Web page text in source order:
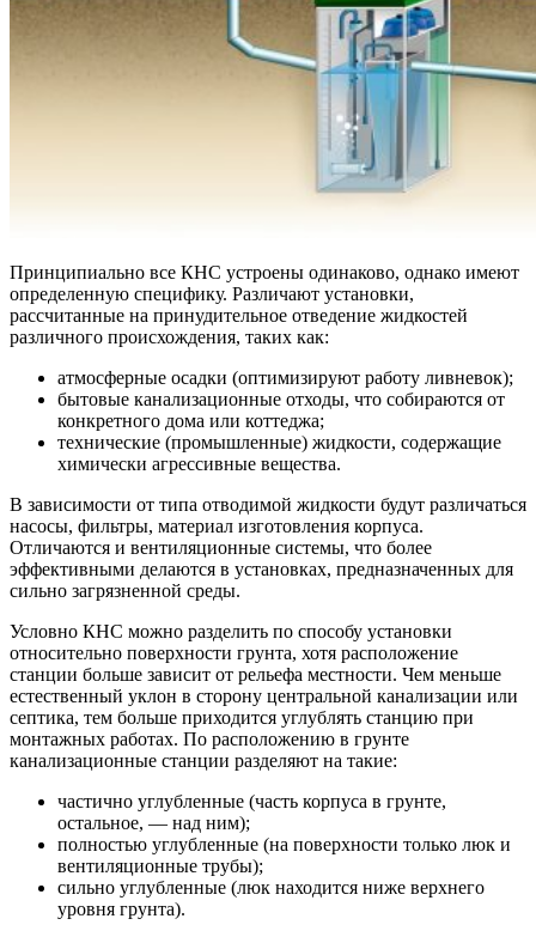
Принципиально все КНС устроены одинаково, однако имеют
определенную специфику. Различают установки,
рассчитанные на принудительное отведение жидкостей
различного происхождения, таких как:
атмосферные осадки (оптимизируют работу ливневок);
бытовые канализационные отходы, что собираются от
конкретного дома или коттеджа;
технические (промышленные) жидкости, содержащие
химически агрессивные вещества.
В зависимости от типа отводимой жидкости будут различаться
насосы, фильтры, материал изготовления корпуса.
Отличаются и вентиляционные системы, что более
эффективными делаются в установках, предназначенных для
сильно загрязненной среды.
Условно КНС можно разделить по способу установки
относительно поверхности грунта, хотя расположение
станции больше зависит от рельефа местности. Чем меньше
естественный уклон в сторону центральной канализации или
септика, тем больше приходится углублять станцию при
монтажных работах. По расположению в грунте
канализационные станции разделяют на такие:
частично углубленные (часть корпуса в грунте,
остальное, — над ним);
полностью углубленные (на поверхности только люк и
вентиляционные трубы);
сильно углубленные (люк находится ниже верхнего
уровня грунта).